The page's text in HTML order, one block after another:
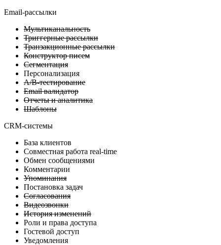
Email-рассылки
Мультиканальность
Триггерные рассылки
Транзакционные рассылки
Конструктор писем
Сегментация
Персонализация
A/B-тестирование
Email валидатор
Отчеты и аналитика
Шаблоны
CRM-системы
База клиентов
Совместная работа real-time
Обмен сообщениями
Комментарии
Упоминания
Постановка задач
Согласования
Видеозвонки
История изменений
Роли и права доступа
Гостевой доступ
Уведомления